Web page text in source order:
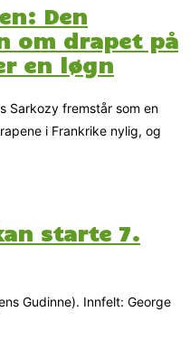
Den
om drapet på
en løgn
Sarkozy fremstår som en
i Frankrike nylig, og
starte 7.
Gudinne). Innfelt: George